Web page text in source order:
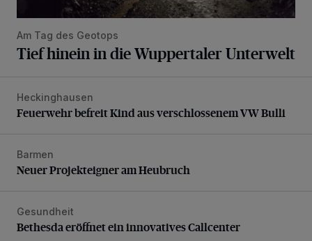
Am Tag des Geotops
Tief hinein in die Wuppertaler Unterwelt
Feuerwehr befreit Kind aus verschlossenem VW Bulli
Heckinghausen
Feuerwehr befreit Kind aus verschlossenem VW Bulli
Neuer Projekteigner am Heubruch
Barmen
Neuer Projekteigner am Heubruch
Bethesda eröffnet ein innovatives Callcenter
Gesundheit
Bethesda eröffnet ein innovatives Callcenter